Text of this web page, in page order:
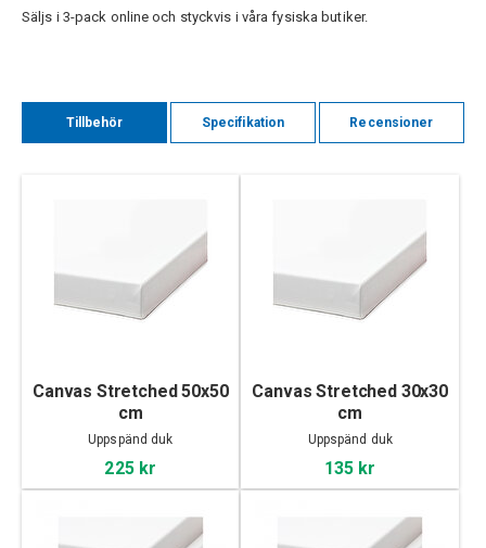
Säljs i 3-pack online och styckvis i våra fysiska butiker.
Tillbehör Specifikation Recensioner
Canvas Stretched 50x50
cm
Uppspänd duk
225 kr
Canvas Stretched 30x30
cm
Uppspänd duk
135 kr